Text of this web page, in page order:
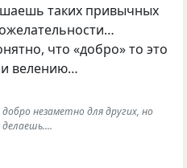
таких привычных
что «добро» то это
велению…
незаметно для других, но